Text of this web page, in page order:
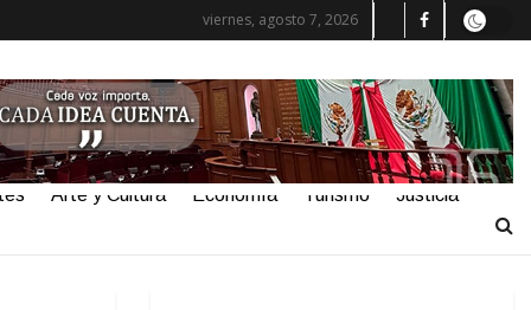
viernes, agosto 7, 2026
Arte y Cultura Economía Turismo Justicia